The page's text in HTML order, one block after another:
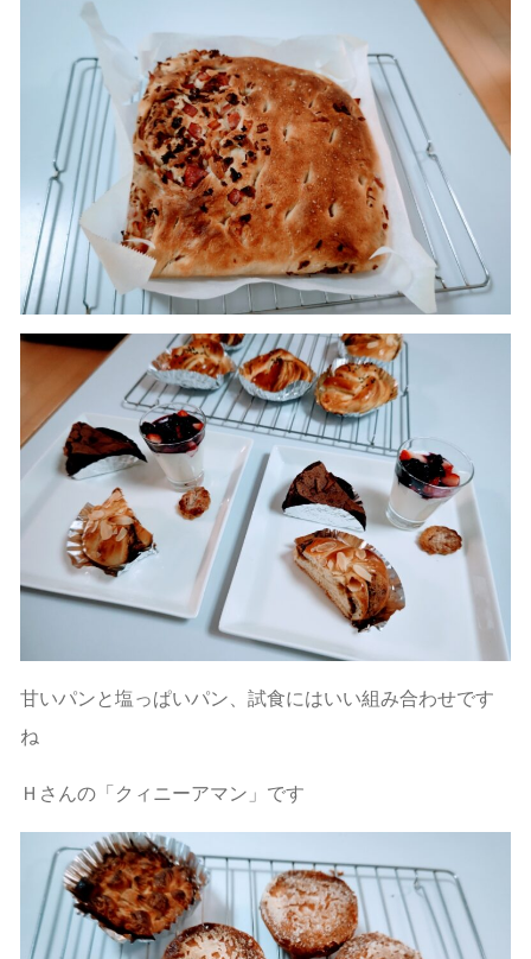
甘いパンと塩っぱいパン、試食にはいい組み合わせです
ね
Ｈさんの「クィニーアマン」です